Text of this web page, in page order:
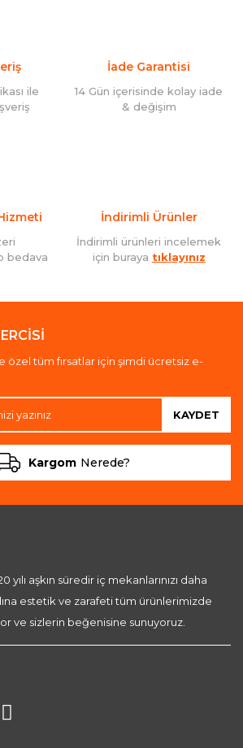
ile
İade Garantisi
14 Gün içerisinde kolay iade
& değişim
bedava
İndirimli Ürünler
İndirimli ürünleri incelemek
için buraya tıklayınız
özel tüm fırsatlar için şimdi ücretsiz e-
KAYDET
Kargom Nerede?
yılı aşkın süredir iç mekanlarınızı daha
estetik ve zarafeti tüm ürünlerimizde
ve sizlerin beğenisine sunuyoruz.